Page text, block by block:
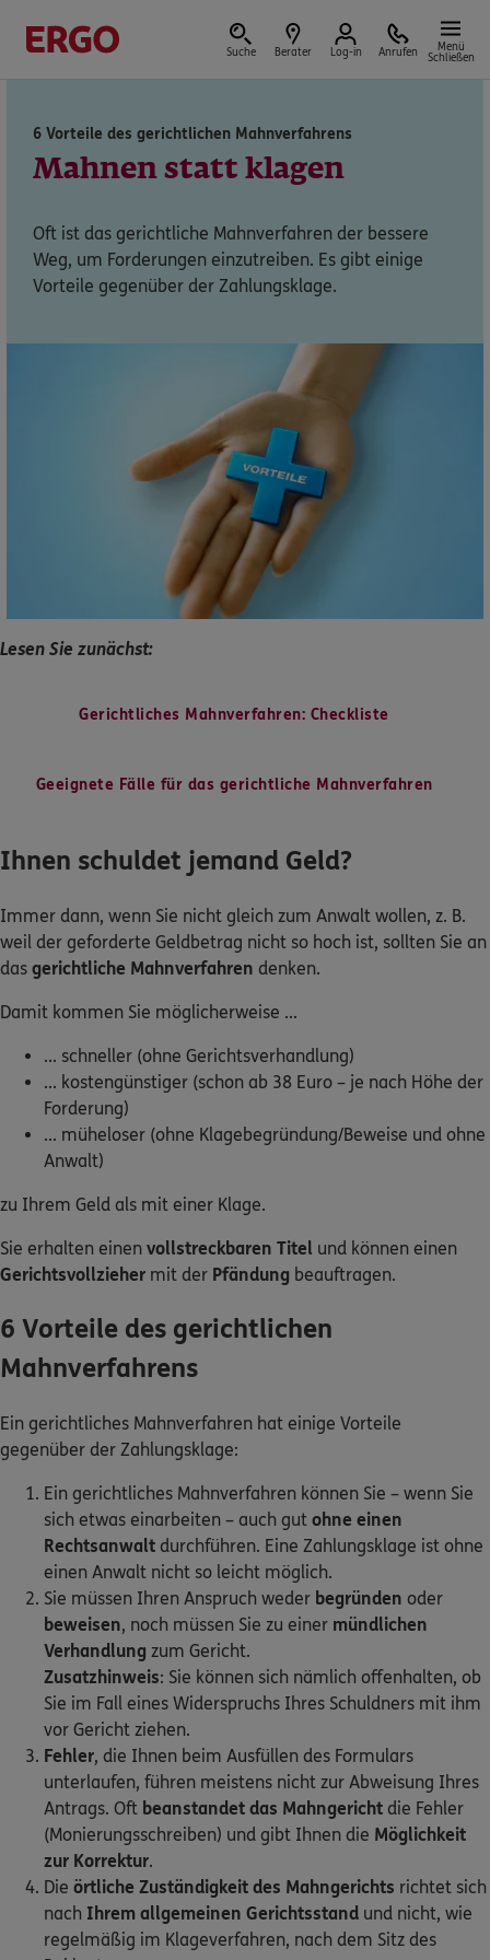
Suche Berater Log-in Anrufen
Menü
Schließen
Versicherungen & Finanzen
Reform der privaten Altersvorsorge
Jetzt informieren
Nicht sicher, was Sie benötigen?
Dann lassen Sie sich helfen.
Schaden- oder Leistungsfall melden
Bequem online oder telefonisch.
Meine Versicherungen
Sehen Sie auf einen Blick Ihre Versicherungen bei ERGO,
dem ERGO Rechtsschutz und der DKV.
Zum Kundenportal
Schaden- oder Leistungsfall melden
Bequem online oder telefonisch.
0800 / 3746 555
Mo–Sa 7–20 Uhr (gebührenfrei)
ERGO Berater finden
Kundenportal Log-in
6 Vorteile des gerichtlichen Mahnverfahrens
Mahnen statt klagen
Oft ist das gerichtliche Mahnverfahren der bessere
Weg, um Forderungen einzutreiben. Es gibt einige
Vorteile gegenüber der Zahlungsklage.
Lesen Sie zunächst:
Gerichtliches Mahnverfahren: Checkliste
Geeignete Fälle für das gerichtliche Mahnverfahren
Ihnen schuldet jemand Geld?
Immer dann, wenn Sie nicht gleich zum Anwalt wollen, z. B.
weil der geforderte Geldbetrag nicht so hoch ist, sollten Sie an
das gerichtliche Mahnverfahren denken.
Damit kommen Sie möglicherweise ...
... schneller (ohne Gerichtsverhandlung)
... kostengünstiger (schon ab 38 Euro – je nach Höhe der
Forderung)
... müheloser (ohne Klagebegründung/Beweise und ohne
Anwalt)
zu Ihrem Geld als mit einer Klage.
Sie erhalten einen vollstreckbaren Titel und können einen
Gerichtsvollzieher mit der Pfändung beauftragen.
6 Vorteile des gerichtlichen
Mahnverfahrens
Ein gerichtliches Mahnverfahren hat einige Vorteile
gegenüber der Zahlungsklage:
Ein gerichtliches Mahnverfahren können Sie – wenn Sie
sich etwas einarbeiten – auch gut ohne einen
Rechtsanwalt durchführen. Eine Zahlungsklage ist ohne
einen Anwalt nicht so leicht möglich.
Sie müssen Ihren Anspruch weder begründen oder
beweisen, noch müssen Sie zu einer mündlichen
Verhandlung zum Gericht.
Zusatzhinweis: Sie können sich nämlich offenhalten, ob
Sie im Fall eines Widerspruchs Ihres Schuldners mit ihm
vor Gericht ziehen.
Fehler, die Ihnen beim Ausfüllen des Formulars
unterlaufen, führen meistens nicht zur Abweisung Ihres
Antrags. Oft beanstandet das Mahngericht die Fehler
(Monierungsschreiben) und gibt Ihnen die Möglichkeit
zur Korrektur.
Die örtliche Zuständigkeit des Mahngerichts richtet sich
nach Ihrem allgemeinen Gerichtsstand und nicht, wie
regelmäßig im Klageverfahren, nach dem Sitz des